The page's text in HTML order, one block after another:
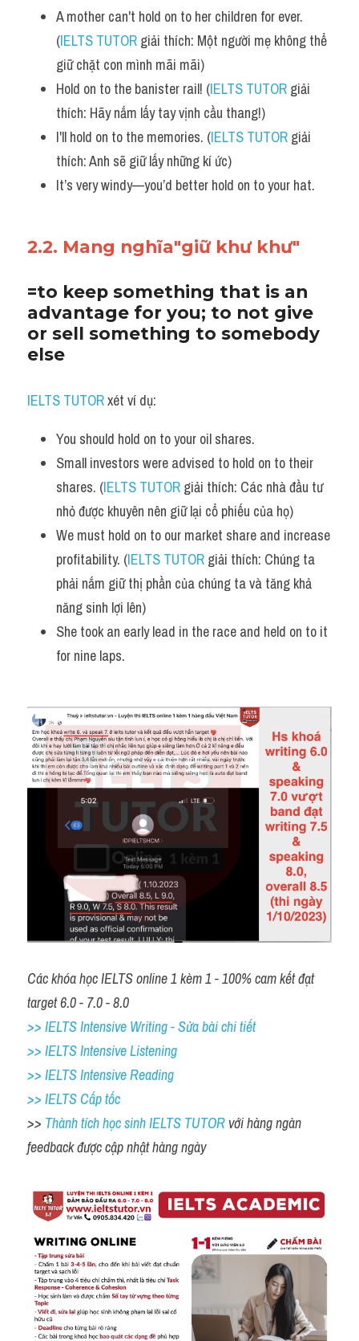
A mother can't hold on to her children for ever.
(IELTS TUTOR giải thích: Một người mẹ không thể
giữ chặt con mình mãi mãi)
Hold on to the banister rail! (IELTS TUTOR giải
thích: Hãy nắm lấy tay vịnh cầu thang!)
I'll hold on to the memories. (IELTS TUTOR giải
thích: Anh sẽ giữ lấy những kí ức)
It’s very windy—you’d better hold on to your hat.
2.2. Mang nghĩa"giữ khư khư"
=to keep something that is an
advantage for you; to not give
or sell something to somebody
else
IELTS TUTOR xét ví dụ:
You should hold on to your oil shares.
Small investors were advised to hold on to their
shares. (IELTS TUTOR giải thích: Các nhà đầu tư
nhỏ được khuyên nên giữ lại cổ phiếu của họ)
We must hold on to our market share and increase
profitability. (IELTS TUTOR giải thích: Chúng ta
phải nắm giữ thị phần của chúng ta và tăng khả
năng sinh lợi lên)
She took an early lead in the race and held on to it
for nine laps.
Các khóa học IELTS online 1 kèm 1 - 100% cam kết đạt
target 6.0 - 7.0 - 8.0
>> IELTS Intensive Writing - Sửa bài chi tiết
>> IELTS Intensive Listening
>> IELTS Intensive Reading
>> IELTS Cấp tốc
>> Thành tích học sinh IELTS TUTOR với hàng ngàn
feedback được cập nhật hàng ngày